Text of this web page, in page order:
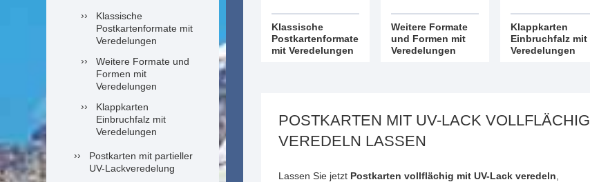
Klassische
Postkartenformate mit
Veredelungen
Weitere Formate und
Formen mit
Veredelungen
Klappkarten
Einbruchfalz mit
Veredelungen
Postkarten mit partieller
UV-Lackveredelung
Klassische
Postkartenformate
mit Veredelungen
Weitere Formate
und Formen mit
Veredelungen
Klappkarten
Einbruchfalz mit
Veredelungen
POSTKARTEN MIT UV-LACK VOLLFLÄCHIG
VEREDELN LASSEN
Lassen Sie jetzt Postkarten vollflächig mit UV-Lack veredeln